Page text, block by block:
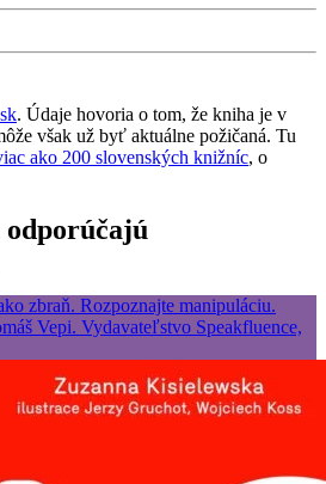
. Údaje hovoria o tom, že kniha je v
však už byť aktuálne požičaná. Tu
ako 200 slovenských knižníc, o